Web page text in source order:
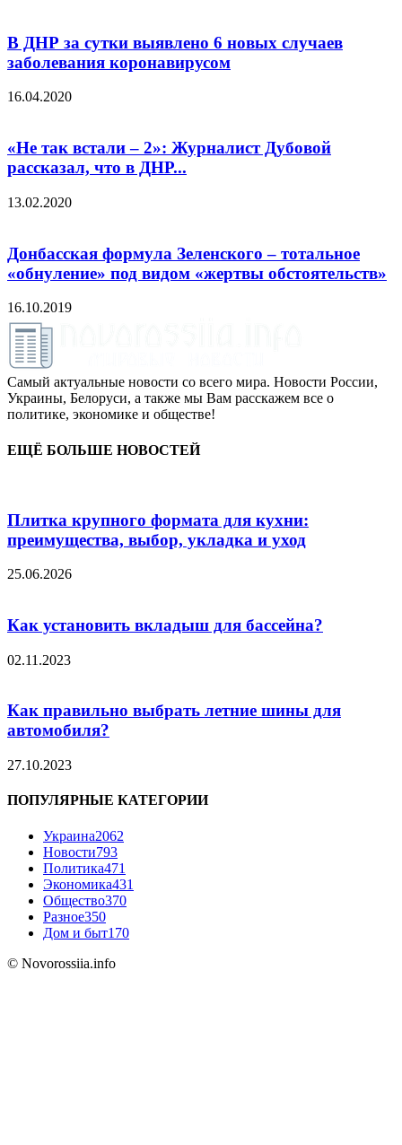
В ДНР за сутки выявлено 6 новых случаев
заболевания коронавирусом
16.04.2020
«Не так встали – 2»: Журналист Дубовой
рассказал, что в ДНР...
13.02.2020
Донбасская формула Зеленского – тотальное
«обнуление» под видом «жертвы обстоятельств»
16.10.2019
Самый актуальные новости со всего мира. Новости России,
Украины, Белоруси, а также мы Вам расскажем все о
политике, экономике и обществе!
ЕЩЁ БОЛЬШЕ НОВОСТЕЙ
Плитка крупного формата для кухни:
преимущества, выбор, укладка и уход
25.06.2026
Как установить вкладыш для бассейна?
02.11.2023
Как правильно выбрать летние шины для
автомобиля?
27.10.2023
ПОПУЛЯРНЫЕ КАТЕГОРИИ
Украина2062
Новости793
Политика471
Экономика431
Общество370
Разное350
Дом и быт170
© Novorossiia.info